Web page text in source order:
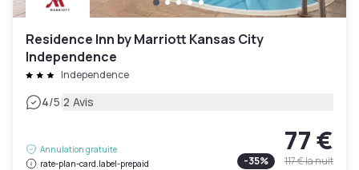
Residence Inn by Marriott Kansas City
Independence
Independence
4/5|2 Avis
Annulation gratuite
rate-plan-card.label-prepaid
77 €
-35% 117 €la nuit